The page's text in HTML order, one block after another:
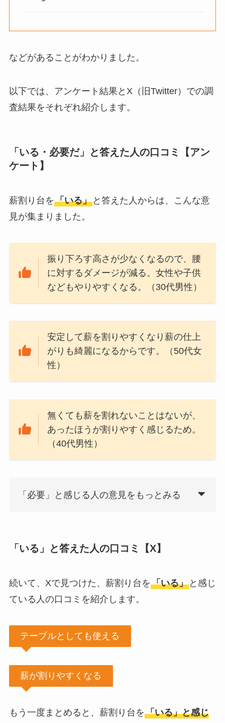
敷きパッドシーツは
敷きパッドだけで寝
るのはどう？代わり
らない？みんなどう
などがあることがわかりました。
以下では、アンケート結果とX（旧Twitter）での調
査結果をそれぞれ紹介します。
「いる・必要だ」と答えた人の口コミ【アン
ケート】
薪割り台を「いる」と答えた人からは、こんな意
見が集まりました。
振り下ろす高さが少なくなるので、腰
に対するダメージが減る。女性や子供
などもやりやすくなる。（30代男性）
安定して薪を割りやすくなり薪の仕上
がりも綺麗になるからです。（50代女
性）
無くても薪を割れないことはないが、
あったほうが割りやすく感じるため。
（40代男性）
「必要」と感じる人の意見をもっとみる
「いる」と答えた人の口コミ【X】
続いて、Xで見つけた、薪割り台を「いる」と感じ
ている人の口コミを紹介します。
テーブルとしても使える
薪が割りやすくなる
もう一度まとめると、薪割り台を「いる」と感じ